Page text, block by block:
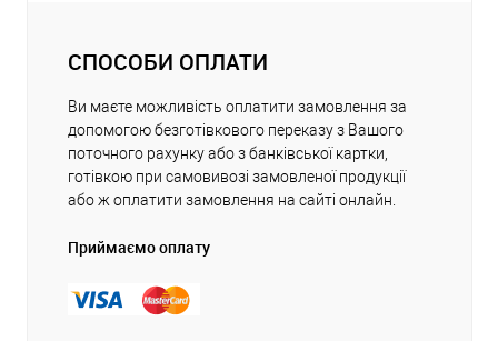
СПОСОБИ ОПЛАТИ
Ви маєте можливість оплатити замовлення за
допомогою безготівкового переказу з Вашого
поточного рахунку або з банківської картки,
готівкою при самовивозі замовленої продукції
або ж оплатити замовлення на сайті онлайн.
Приймаємо оплату